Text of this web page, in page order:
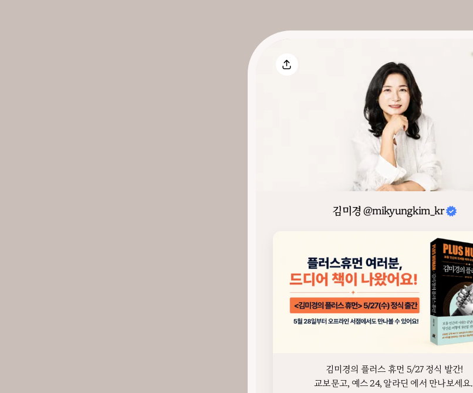
김미경 @mikyungkim_kr
김미경의 플러스 휴먼 5/27 정식 발간!
교보문고, 예스 24, 알라딘 에서 만나보세요.